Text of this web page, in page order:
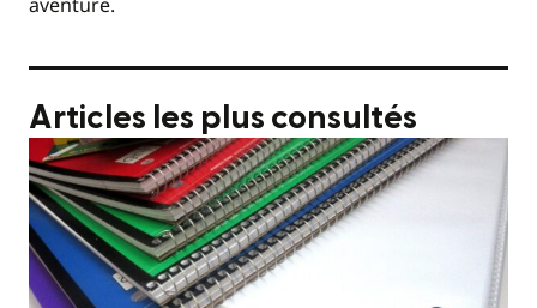
Articles les plus consultés